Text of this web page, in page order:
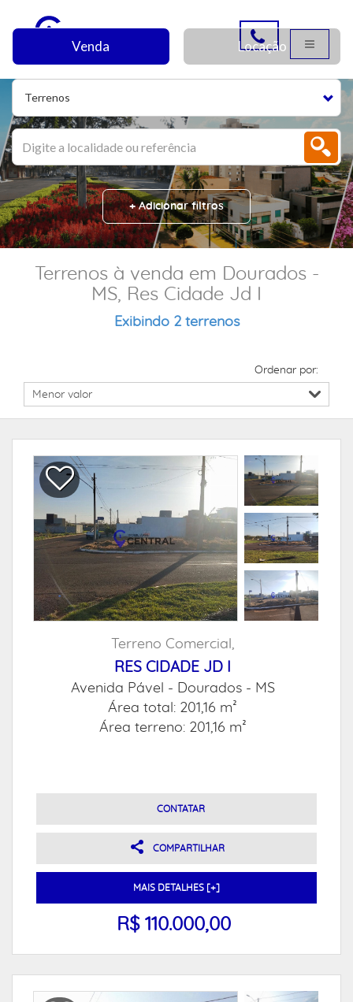
Terrenos
Venda Locação
+ Adicionar filtros
Terrenos à venda em Dourados -
MS, Res Cidade Jd I
Exibindo 2 terrenos
Ordenar por:
Terreno Comercial,
RES CIDADE JD I
Avenida Pável - Dourados - MS
Área total: 201,16 m²
Área terreno: 201,16 m²
CONTATAR
COMPARTILHAR
MAIS DETALHES [+]
R$ 110.000,00